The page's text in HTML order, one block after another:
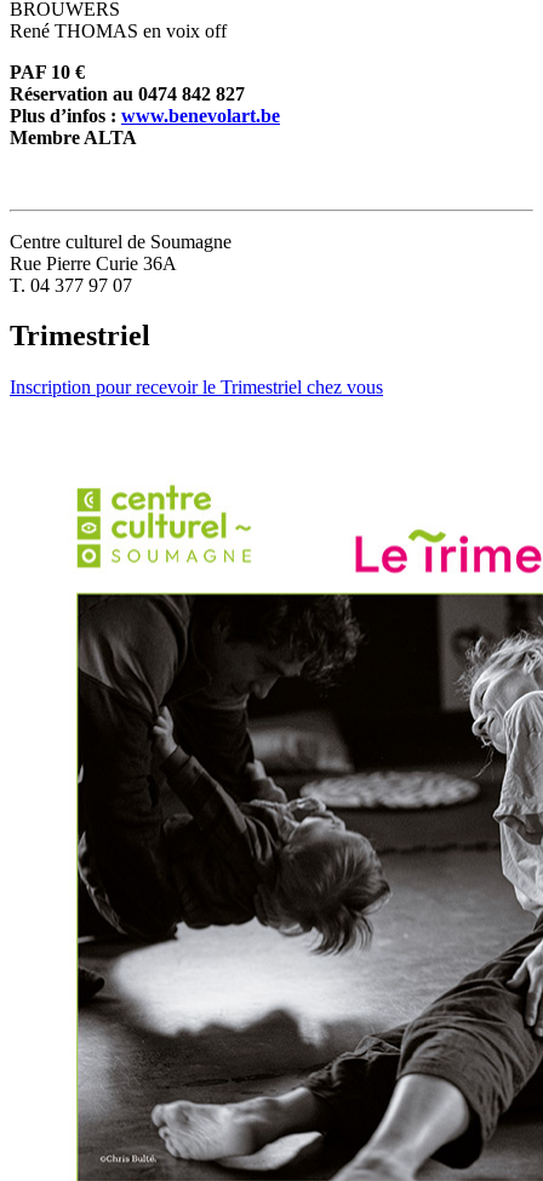
BROUWERS
René THOMAS en voix off
PAF 10 €
Réservation au 0474 842 827
Plus d’infos : www.benevolart.be
Membre ALTA
Centre culturel de Soumagne
Rue Pierre Curie 36A
T. 04 377 97 07
Trimestriel
Inscription pour recevoir le Trimestriel chez vous